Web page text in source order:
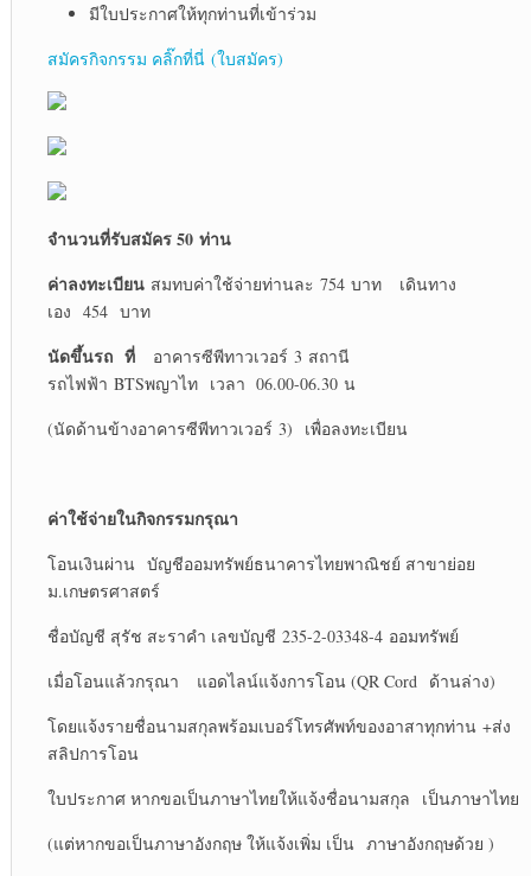
มีใบประกาศให้ทุกท่านที่เข้าร่วม
สมัครกิจกรรม คลิ๊กที่นี่ (ใบสมัคร)
จำนวนที่รับสมัคร 50 ท่าน
ค่าลงทะเบียนสมทบค่าใช้จ่ายท่านละ 754 บาท เดินทาง
เอง 454 บาท
นัดขึ้นรถที่
อาคารซีพีทาวเวอร์ 3 สถานี
รถไฟฟ้า BTSพญาไท เวลา 06.00-06.30 น
(นัดด้านข้างอาคารซีพีทาวเวอร์ 3) เพื่อลงทะเบียน
ค่าใช้จ่ายในกิจกรรมกรุณา
โอนเงินผ่าน บัญชีออมทรัพย์ธนาคารไทยพาณิชย์ สาขาย่อย
ม.เกษตรศาสตร์
ชื่อบัญชี สุรัช สะราคำ เลขบัญชี 235-2-03348-4 ออมทรัพย์
เมื่อโอนแล้วกรุณา แอดไลน์แจ้งการโอน (QR Cord ด้านล่าง)
โดยแจ้งรายชื่อนามสกุลพร้อมเบอร์โทรศัพท์ของอาสาทุกท่าน +ส่ง
สลิปการโอน
ใบประกาศ หากขอเป็นภาษาไทยให้แจ้งชื่อนามสกุล เป็นภาษาไทย
(แต่หากขอเป็นภาษาอังกฤษ ให้แจ้งเพิ่ม เป็น ภาษาอังกฤษด้วย )